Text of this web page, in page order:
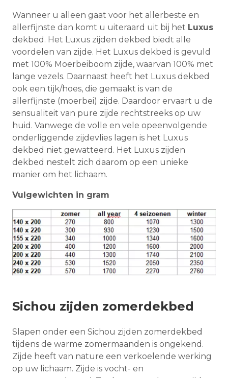
Wanneer u alleen gaat voor het allerbeste en
allerfijnste dan komt u uiteraard uit bij het Luxus
dekbed. Het Luxus zijden dekbed biedt alle
voordelen van zijde. Het Luxus dekbed is gevuld
met 100% Moerbeiboom zijde, waarvan 100% met
lange vezels. Daarnaast heeft het Luxus dekbed
ook een tijk/hoes, die gemaakt is van de
allerfijnste (moerbei) zijde. Daardoor ervaart u de
sensualiteit van pure zijde rechtstreeks op uw
huid. Vanwege de volle en vele opeenvolgende
onderliggende zijdevlies lagen is het Luxus
dekbed niet gewatteerd. Het Luxus zijden
dekbed nestelt zich daarom op een unieke
manier om het lichaam.
Vulgewichten in gram
Sichou zijden zomerdekbed
Slapen onder een Sichou zijden zomerdekbed
tijdens de warme zomermaanden is ongekend.
Zijde heeft van nature een verkoelende werking
op uw lichaam. Zijde is vocht- en